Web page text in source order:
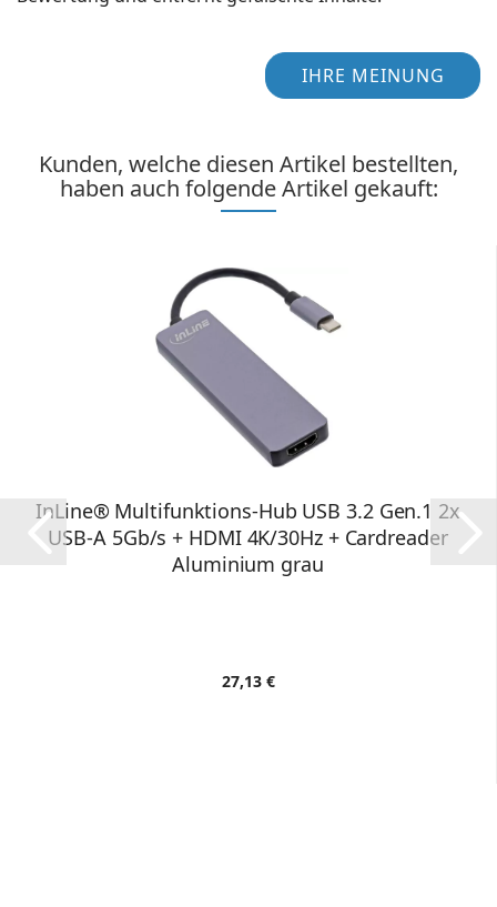
IHRE MEINUNG
Kunden, welche diesen Artikel bestellten,
haben auch folgende Artikel gekauft:
InLine® Multifunktions-Hub USB 3.2 Gen.1 2x
USB-A 5Gb/s + HDMI 4K/30Hz + Cardreader
Aluminium grau
27,13 €